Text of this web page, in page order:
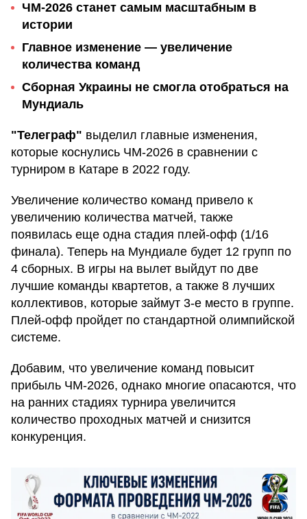
ЧМ-2026 станет самым масштабным в
истории
Главное изменение — увеличение
количества команд
Сборная Украины не смогла отобраться на
Мундиаль
"Телеграф" выделил главные изменения,
которые коснулись ЧМ-2026 в сравнении с
турниром в Катаре в 2022 году.
Увеличение количество команд привело к
увеличению количества матчей, также
появилась еще одна стадия плей-офф (1/16
финала). Теперь на Мундиале будет 12 групп по
4 сборных. В игры на вылет выйдут по две
лучшие команды квартетов, а также 8 лучших
коллективов, которые займут 3-е место в группе.
Плей-офф пройдет по стандартной олимпийской
системе.
Добавим, что увеличение команд повысит
прибыль ЧМ-2026, однако многие опасаются, что
на ранних стадиях турнира увеличится
количество проходных матчей и снизится
конкуренция.